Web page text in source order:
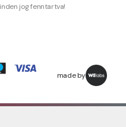
jog fenntartva!
made by